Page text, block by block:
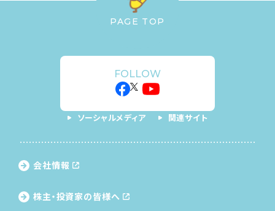
PAGE TOP
FOLLOW
ソーシャルメディア 関連サイト
会社情報
株主・投資家の皆様へ